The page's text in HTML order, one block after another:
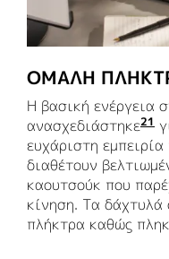
ΟΜΑΛΉ
Η βασική ενέργεια
ανασχεδιάστηκε21
ευχάριστη
διαθέτουν
καουτσούκ που
κίνηση. Τα
πλήκτρα καθώς